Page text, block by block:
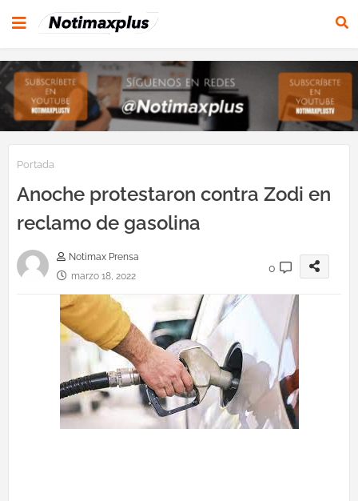
Portada
Anoche protestaron contra Zodi en
reclamo de gasolina
Notimax Prensa
marzo 18, 2022
0